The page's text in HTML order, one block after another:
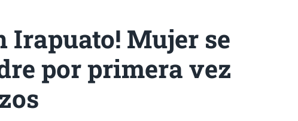
Irapuato! Mujer se
por primera vez